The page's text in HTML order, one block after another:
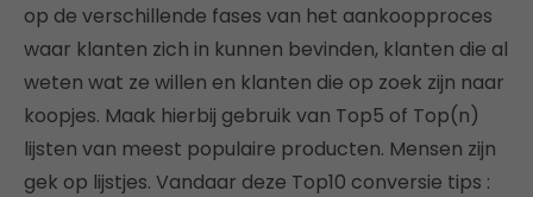
op de verschillende fases van het aankoopproces
waar klanten zich in kunnen bevinden, klanten die al
weten wat ze willen en klanten die op zoek zijn naar
koopjes. Maak hierbij gebruik van Top5 of Top(n)
lijsten van meest populaire producten. Mensen zijn
gek op lijstjes. Vandaar deze Top10 conversie tips :